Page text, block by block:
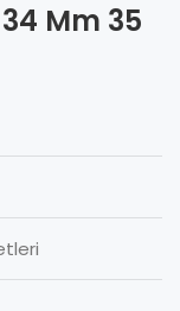
Mm 35